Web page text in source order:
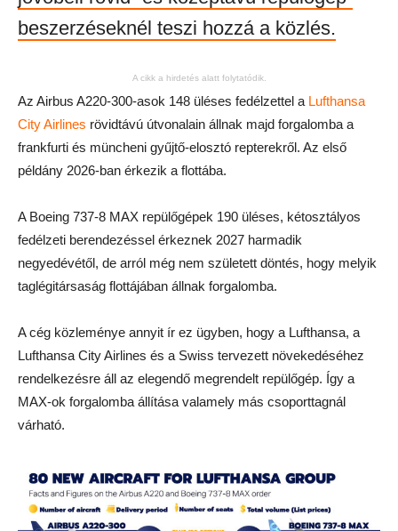
beszerzéseknél teszi hozzá a közlés.
A cikk a hirdetés alatt folytatódik.
Az Airbus A220-300-asok 148 üléses fedélzettel a Lufthansa
City Airlines rövidtávú útvonalain állnak majd forgalomba a
frankfurti és müncheni gyűjtő-elosztó repterekről. Az első
példány 2026-ban érkezik a flottába.
A Boeing 737-8 MAX repülőgépek 190 üléses, kétosztályos
fedélzeti berendezéssel érkeznek 2027 harmadik
negyedévétől, de arról még nem született döntés, hogy melyik
taglégitársaság flottájában állnak forgalomba.
A cég közleménye annyit ír ez ügyben, hogy a Lufthansa, a
Lufthansa City Airlines és a Swiss tervezett növekedéséhez
rendelkezésre áll az elegendő megrendelt repülőgép. Így a
MAX-ok forgalomba állítása valamely más csoporttagnál
várható.